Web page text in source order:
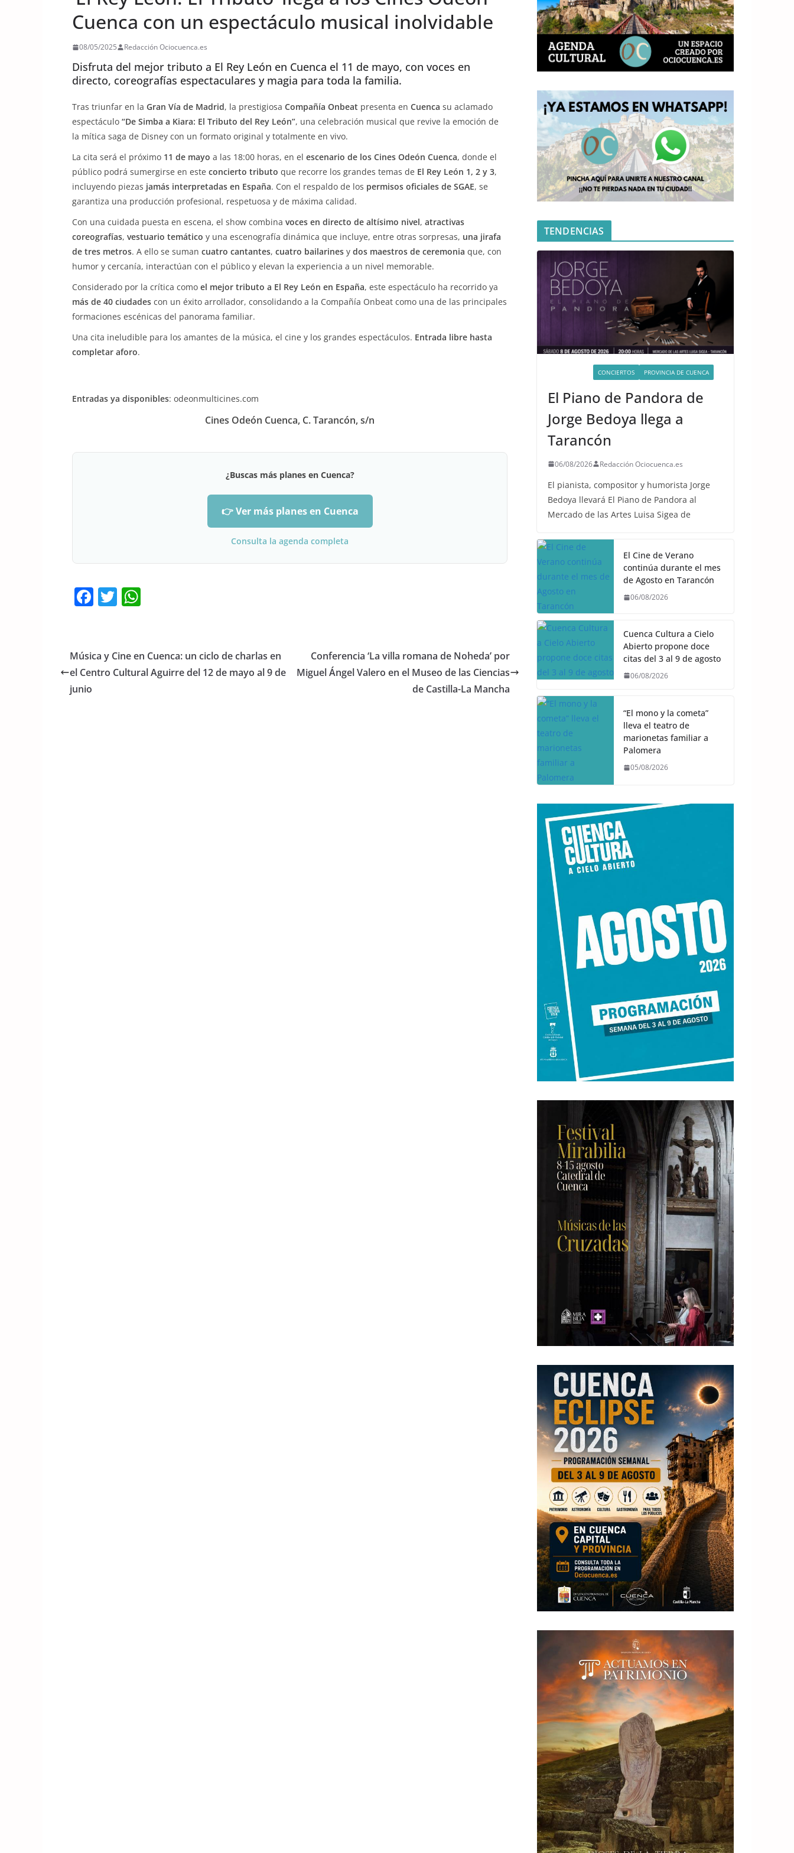
Cuenca con un espectáculo musical inolvidable
08/05/2025 Redacción Ociocuenca.es
Disfruta del mejor tributo a El Rey León en Cuenca el 11 de mayo, con voces en
directo, coreografías espectaculares y magia para toda la familia.
Tras triunfar en la Gran Vía de Madrid, la prestigiosa Compañía Onbeat presenta en Cuenca su aclamado
espectáculo “De Simba a Kiara: El Tributo del Rey León”, una celebración musical que revive la emoción de
la mítica saga de Disney con un formato original y totalmente en vivo.
La cita será el próximo 11 de mayo a las 18:00 horas, en el escenario de los Cines Odeón Cuenca, donde el
público podrá sumergirse en este concierto tributo que recorre los grandes temas de El Rey León 1, 2 y 3,
incluyendo piezas jamás interpretadas en España. Con el respaldo de los permisos oficiales de SGAE, se
garantiza una producción profesional, respetuosa y de máxima calidad.
Con una cuidada puesta en escena, el show combina voces en directo de altísimo nivel, atractivas
coreografías, vestuario temático y una escenografía dinámica que incluye, entre otras sorpresas, una jirafa
de tres metros. A ello se suman cuatro cantantes, cuatro bailarines y dos maestros de ceremonia que, con
humor y cercanía, interactúan con el público y elevan la experiencia a un nivel memorable.
Considerado por la crítica como el mejor tributo a El Rey León en España, este espectáculo ha recorrido ya
más de 40 ciudades con un éxito arrollador, consolidando a la Compañía Onbeat como una de las principales
formaciones escénicas del panorama familiar.
Una cita ineludible para los amantes de la música, el cine y los grandes espectáculos. Entrada libre hasta
completar aforo.
Entradas ya disponibles: odeonmulticines.com
Cines Odeón Cuenca, C. Tarancón, s/n
¿Buscas más planes en Cuenca?
👉 Ver más planes en Cuenca
Consulta la agenda completa
F
e
b
T
er s
A
Música y Cine en Cuenca: un ciclo de charlas en
el Centro Cultural Aguirre del 12 de mayo al 9 de
junio
Conferencia ‘La villa romana de Noheda’ por
Miguel Ángel Valero en el Museo de las Ciencias
de Castilla-La Mancha
TENDENCIAS
CONCIERTOS PROVINCIA DE CUENCA
El Piano de Pandora de
Jorge Bedoya llega a
Tarancón
06/08/2026 Redacción Ociocuenca.es
El pianista, compositor y humorista Jorge
Bedoya llevará El Piano de Pandora al
Mercado de las Artes Luisa Sigea de
El Cine de Verano
continúa durante el mes
de Agosto en Tarancón
06/08/2026
Cuenca Cultura a Cielo
Abierto propone doce
citas del 3 al 9 de agosto
06/08/2026
“El mono y la cometa”
lleva el teatro de
marionetas familiar a
Palomera
05/08/2026